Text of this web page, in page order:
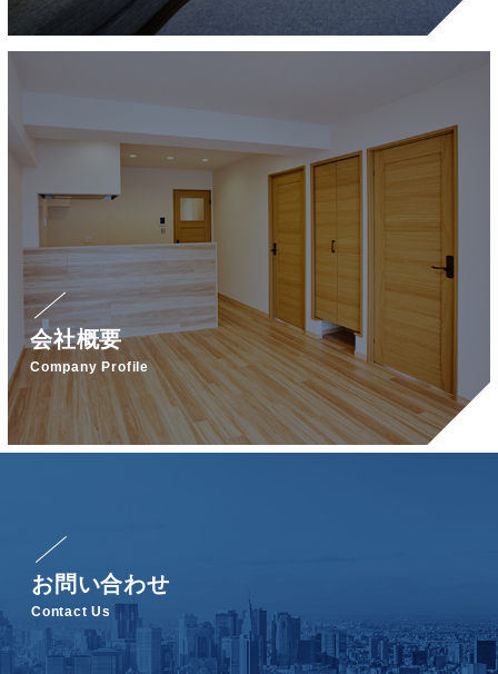
会社概要
Company Profile
お問い合わせ
Contact Us